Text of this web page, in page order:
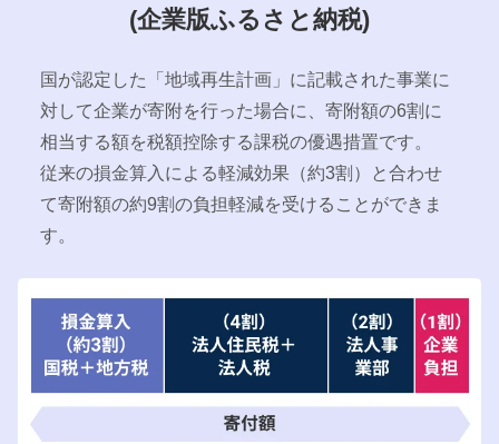
(企業版ふるさと納税)
国が認定した「地域再生計画」に記載された事業に
対して企業が寄附を行った場合に、寄附額の6割に
相当する額を税額控除する課税の優遇措置です。
従来の損金算入による軽減効果（約3割）と合わせ
て寄附額の約9割の負担軽減を受けることができま
す。